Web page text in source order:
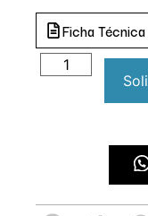
Ficha Técnica